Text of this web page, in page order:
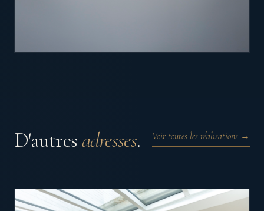
D'autres adresses. Voir toutes les réalisations →